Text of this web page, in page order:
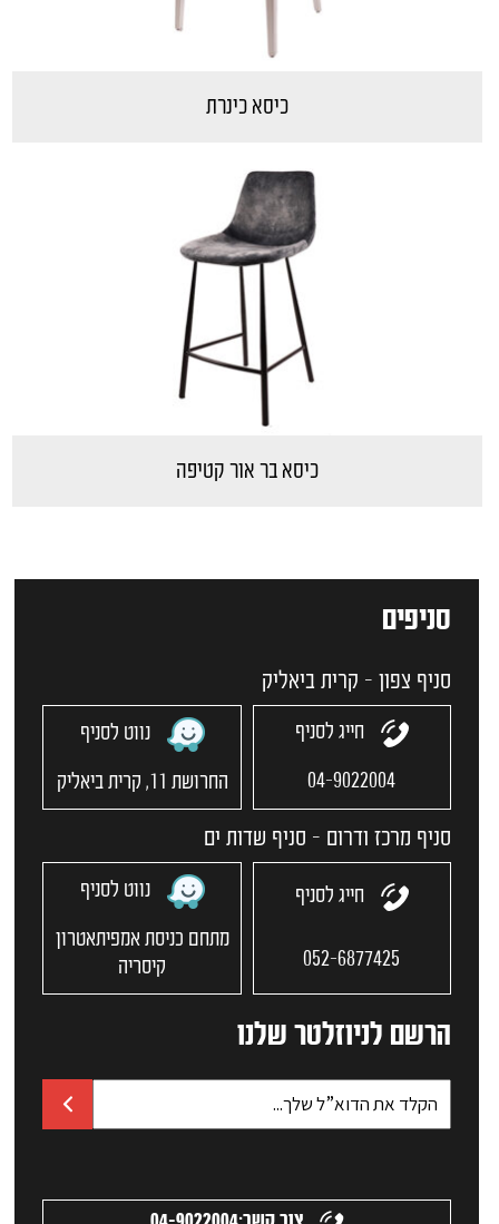
כיסא כינרת
כיסא בר אור קטיפה
סניפים
סניף צפון - קרית ביאליק
חייג לסניף
04-9022004
נווט לסניף
החרושת 11, קרית ביאליק
סניף מרכז ודרום - סניף שדות ים
חייג לסניף
052-6877425
נווט לסניף
מתחם כניסת אמפיתאטרון
קיסריה
הרשם לניוזלטר שלנו